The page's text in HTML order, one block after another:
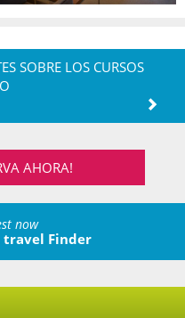
SOBRE LOS CURSOS
AHORA!
now
travel Finder